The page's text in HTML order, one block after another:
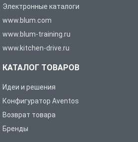
Электронные каталоги
www.blum.com
www.blum-training.ru
www.kitchen-drive.ru
КАТАЛОГ ТОВАРОВ
Идеи и решения
Конфигуратор Aventos
Возврат товара
Бренды